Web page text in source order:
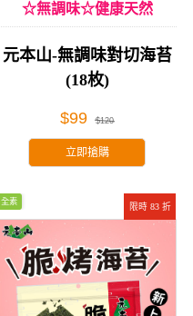
☆無調味☆健康天然
元本山-無調味對切海苔
(18枚)
$99 $120
立即搶購
限時 83 折
全素